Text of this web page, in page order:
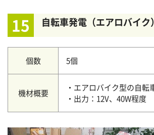
15 自転車発電（エアロバイク）
個数 5個
機材概要
・エアロバイク型の自転
・出力：12V、40W程度